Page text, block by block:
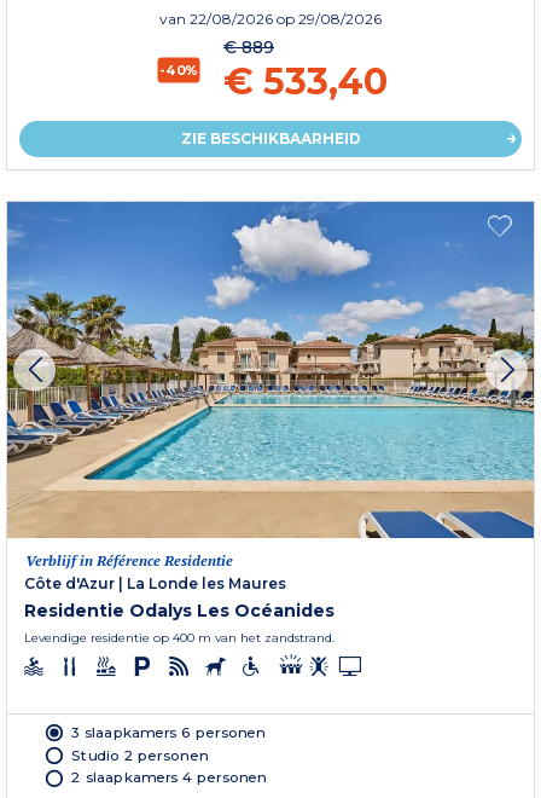
van 22/08/2026 op 29/08/2026
-40%
€ 889
€ 533,40
ZIE BESCHIKBAARHEID
Verblijf in Référence Residentie
Côte d'Azur | La Londe les Maures
Residentie Odalys Les Océanides
Levendige residentie op 400 m van het zandstrand.
3 slaapkamers 6 personen
Studio 2 personen
2 slaapkamers 4 personen